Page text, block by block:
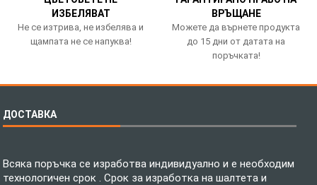
ИЗБЕЛЯВАТ
Не се изтрива, не избелява и
щампата не се напуква!
ВРЪЩАНЕ
Можете да върнете продукта
до 15 дни от датата на
поръчката!
ДОСТАВКА
Всяка поръчка се изработва индивидуално и е необходим
технологичен срок . Срок за изработка на шалтета и